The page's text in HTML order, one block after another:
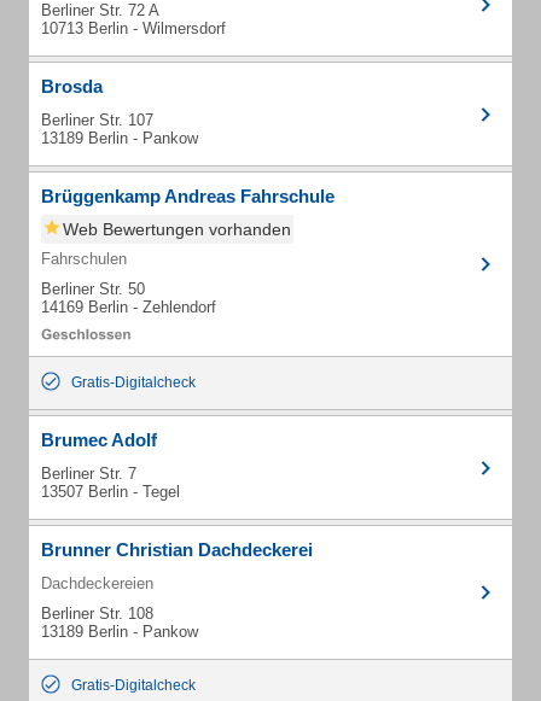
Berliner Str. 72 A
10713 Berlin - Wilmersdorf
Brosda
Berliner Str. 107
13189 Berlin - Pankow
Brüggenkamp Andreas Fahrschule
Web Bewertungen vorhanden
Fahrschulen
Berliner Str. 50
14169 Berlin - Zehlendorf
Gratis-Digitalcheck
Brumec Adolf
Berliner Str. 7
13507 Berlin - Tegel
Brunner Christian Dachdeckerei
Dachdeckereien
Berliner Str. 108
13189 Berlin - Pankow
Gratis-Digitalcheck